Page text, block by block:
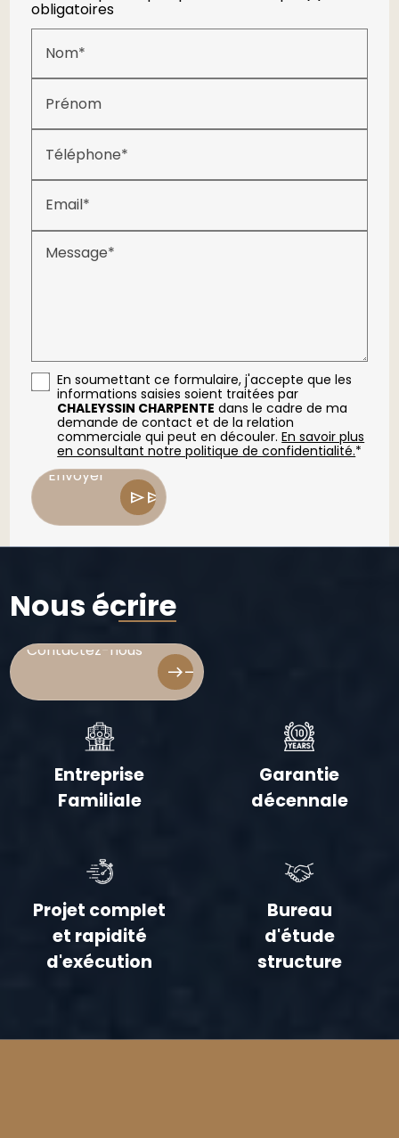
obligatoires
Nom*
Prénom
Téléphone*
Email*
Message*
En soumettant ce formulaire, j'accepte que les
informations saisies soient traitées par
CHALEYSSIN CHARPENTE dans le cadre de ma
demande de contact et de la relation
commerciale qui peut en découler.En savoir plus
en consultant notre politique de confidentialité.*
Envoyer
Envoyer
sendsend
Nous écrire
Contactez-nous
Contactez-nous
easteast
Entreprise
Familiale
Garantie
décennale
Projet complet
et rapidité
d'exécution
Bureau
d'étude
structure